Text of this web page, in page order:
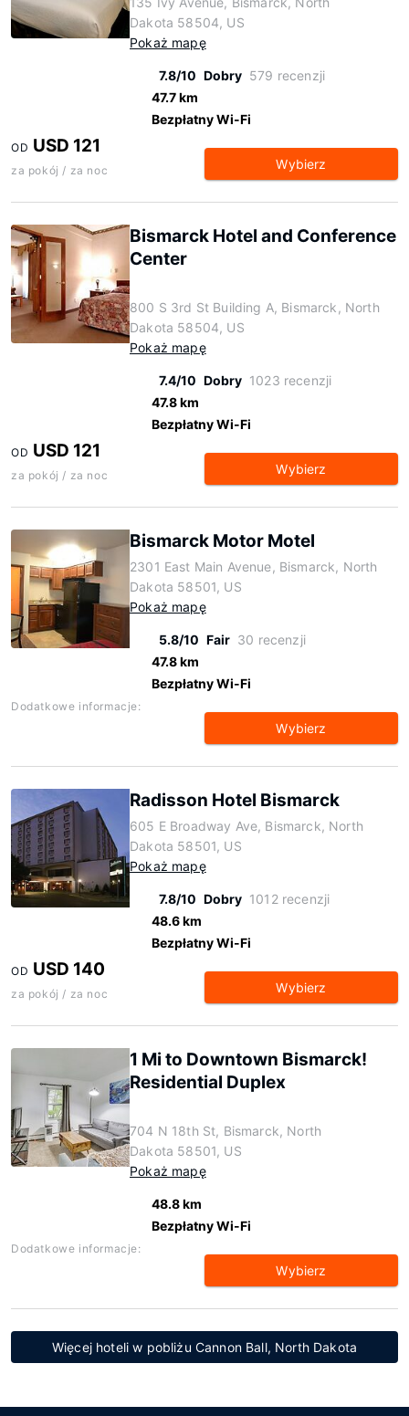
Dakota 58504, US
Pokaż mapę
7.8/10 Dobry 579 recenzji
47.7 km
Bezpłatny Wi-Fi
OD USD 121
za pokój / za noc Wybierz
Bismarck Hotel and Conference
Center
800 S 3rd St Building A, Bismarck, North
Dakota 58504, US
Pokaż mapę
7.4/10 Dobry 1023 recenzji
47.8 km
Bezpłatny Wi-Fi
OD USD 121
za pokój / za noc Wybierz
Bismarck Motor Motel
2301 East Main Avenue, Bismarck, North
Dakota 58501, US
Pokaż mapę
5.8/10 Fair 30 recenzji
47.8 km
Bezpłatny Wi-Fi
Dodatkowe informacje:
Wybierz
Radisson Hotel Bismarck
605 E Broadway Ave, Bismarck, North
Dakota 58501, US
Pokaż mapę
7.8/10 Dobry 1012 recenzji
48.6 km
Bezpłatny Wi-Fi
OD USD 140
za pokój / za noc Wybierz
1 Mi to Downtown Bismarck!
Residential Duplex
704 N 18th St, Bismarck, North
Dakota 58501, US
Pokaż mapę
48.8 km
Bezpłatny Wi-Fi
Dodatkowe informacje:
Wybierz
Więcej hoteli w pobliżu Cannon Ball, North Dakota